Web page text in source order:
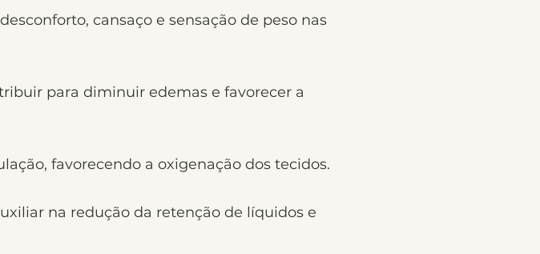
cansaço e sensação de peso nas
para diminuir edemas e favorecer a
favorecendo a oxigenação dos tecidos.
na redução da retenção de líquidos e